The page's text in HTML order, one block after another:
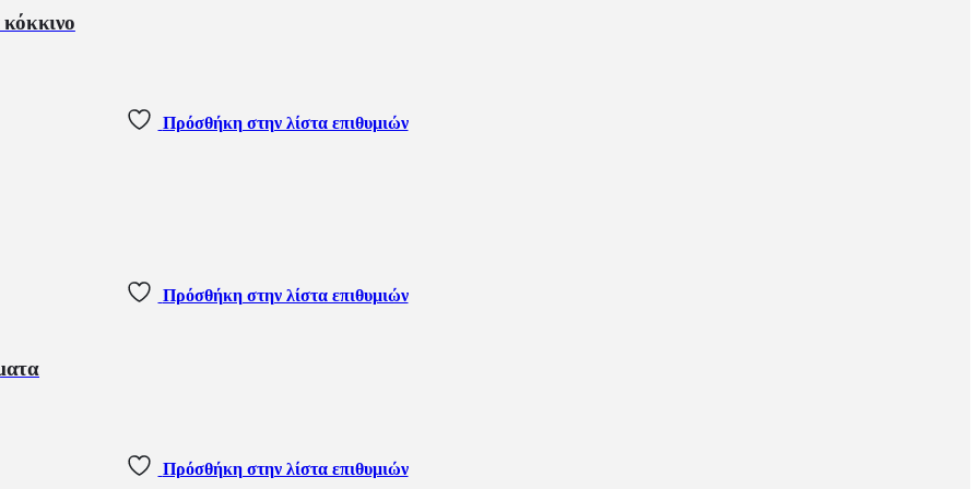
Πρόσθήκη στην λίστα επιθυμιών
Πρόσθήκη στην λίστα επιθυμιών
Πρόσθήκη στην λίστα επιθυμιών